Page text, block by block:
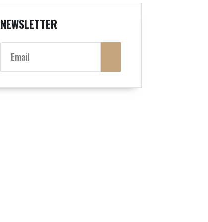
NEWSLETTER